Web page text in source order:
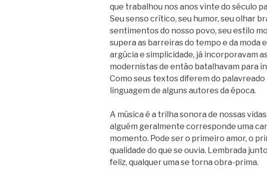
que trabalhou nos anos vinte do século
Seu senso crítico, seu humor, seu olhar
sentimentos do nosso povo, seu estilo
supera as barreiras do tempo e da moda
argúcia e simplicidade, já incorporavam
modernistas de então batalhavam para
Como seus textos diferem do palavreado
linguagem de alguns autores da época.
A música é a trilha sonora de nossas
alguém geralmente corresponde uma
momento. Pode ser o primeiro amor, o
qualidade do que se ouvia. Lembrada
feliz, qualquer uma se torna obra-prima.